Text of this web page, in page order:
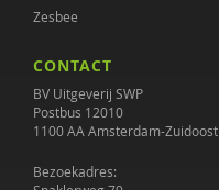
Rosa Koenraadt
Anouk Kok
Margriet Lenkens
Zesbee
CONTACT
BV Uitgeverij SWP
Postbus 12010
1100 AA Amsterdam-Zuidoost
Bezoekadres: